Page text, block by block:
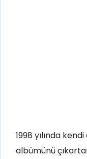
1998 yılında
albümünü